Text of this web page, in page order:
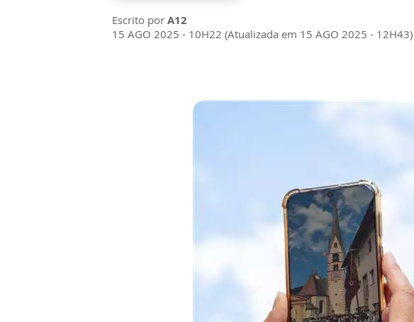
Escrito por A12
15 AGO 2025 - 10H22 (Atualizada em 15 AGO 2025 - 12H43)